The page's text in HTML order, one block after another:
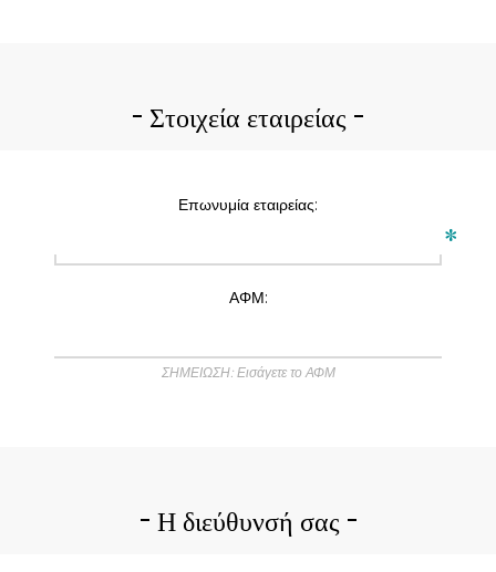
Στοιχεία εταιρείας
Επωνυμία εταιρείας:
*
ΑΦΜ:
ΣΗΜΕΙΩΣΗ: Εισάγετε το ΑΦΜ
Η διεύθυνσή σας